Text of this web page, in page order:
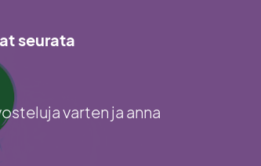
seurata
varten ja anna